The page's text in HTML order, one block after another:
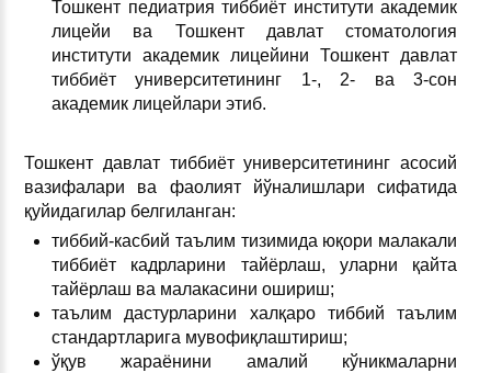
Тошкент педиатрия тиббиёт институти академик
лицейи ва Тошкент давлат стоматология
институти академик лицейини Тошкент давлат
тиббиёт университетининг 1-, 2- ва 3-сон
академик лицейлари этиб.
Тошкент давлат тиббиёт университетининг асосий
вазифалари ва фаолият йўналишлари сифатида
қуйидагилар белгиланган:
тиббий-касбий таълим тизимида юқори малакали
тиббиёт кадрларини тайёрлаш, уларни қайта
тайёрлаш ва малакасини ошириш;
таълим дастурларини халқаро тиббий таълим
стандартларига мувофиқлаштириш;
ўқув жараёнини амалий кўникмаларни